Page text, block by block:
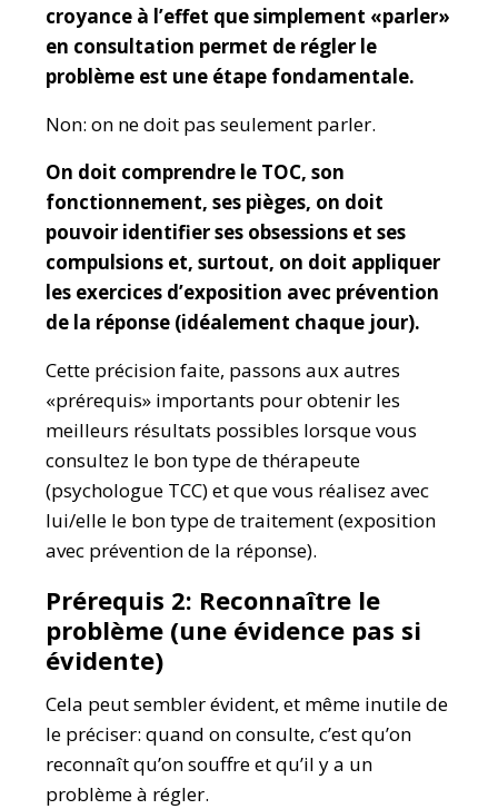
croyance à l’effet que simplement «parler»
en consultation permet de régler le
problème est une étape fondamentale.
Non: on ne doit pas seulement parler.
On doit comprendre le TOC, son
fonctionnement, ses pièges, on doit
pouvoir identifier ses obsessions et ses
compulsions et, surtout, on doit appliquer
les exercices d’exposition avec prévention
de la réponse (idéalement chaque jour).
Cette précision faite, passons aux autres
«prérequis» importants pour obtenir les
meilleurs résultats possibles lorsque vous
consultez le bon type de thérapeute
(psychologue TCC) et que vous réalisez avec
lui/elle le bon type de traitement (exposition
avec prévention de la réponse).
Prérequis 2: Reconnaître le
problème (une évidence pas si
évidente)
Cela peut sembler évident, et même inutile de
le préciser: quand on consulte, c’est qu’on
reconnaît qu’on souffre et qu’il y a un
problème à régler.